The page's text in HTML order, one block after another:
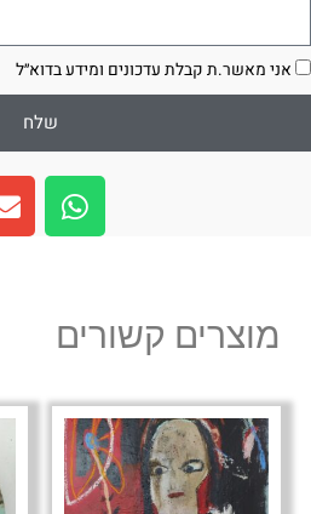
אני מאשר.ת קבלת עדכונים ומידע בדוא״ל
שלח
W
h
a
a
p
מוצרים קשורים